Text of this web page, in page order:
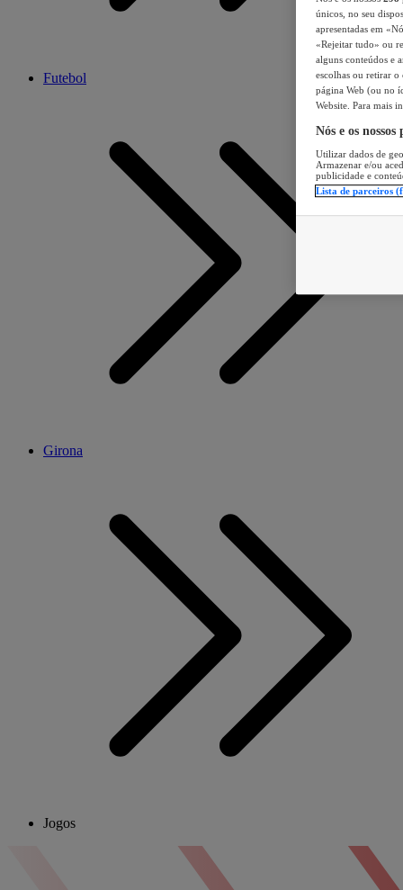
Futebol
Girona
Jogos
únicos, no seu
apresentadas em
«Rejeitar tudo» ou
alguns conteúdos e
escolhas ou retirar
página Web (ou no
Website. Para mais
Nós e os
Utilizar dados de
Armazenar e/ou
publicidade e
Lista de parceiros